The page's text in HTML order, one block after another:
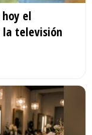
el
televisión